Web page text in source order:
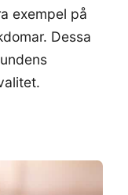
exempel på
Dessa